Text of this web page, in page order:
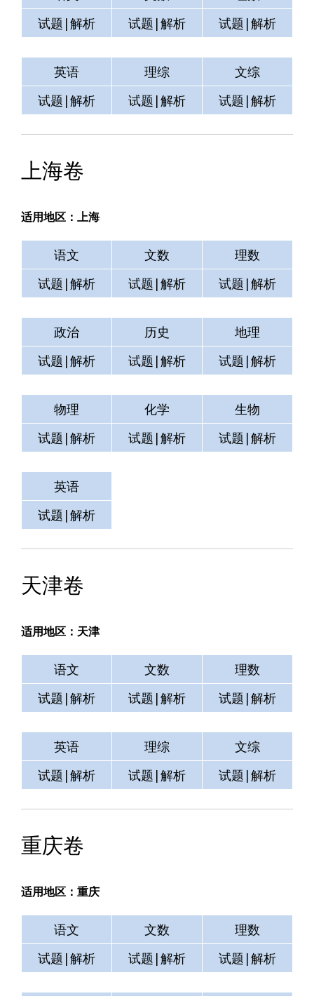
试题|解析
试题|解析 试题|解析
英语 理综
文综
试题|解析
试题|解析 试题|解析
上海卷
适用地区：上海
语文 文数
理数
试题|解析
试题|解析 试题|解析
政治 历史
地理
试题|解析
试题|解析 试题|解析
物理 化学
生物
试题|解析
试题|解析 试题|解析
英语
试题|解析
天津卷
适用地区：天津
语文 文数
理数
试题|解析
试题|解析 试题|解析
英语 理综
文综
试题|解析
试题|解析 试题|解析
重庆卷
适用地区：重庆
语文 文数
理数
试题|解析
试题|解析 试题|解析